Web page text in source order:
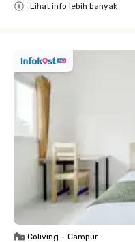
Lihat info lebih banyak
Coliving • Campur